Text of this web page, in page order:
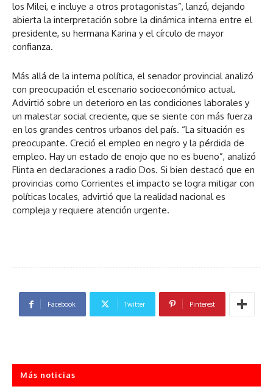
los Milei, e incluye a otros protagonistas”, lanzó, dejando
abierta la interpretación sobre la dinámica interna entre el
presidente, su hermana Karina y el círculo de mayor
confianza.
Más allá de la interna política, el senador provincial analizó
con preocupación el escenario socioeconómico actual.
Advirtió sobre un deterioro en las condiciones laborales y
un malestar social creciente, que se siente con más fuerza
en los grandes centros urbanos del país. “La situación es
preocupante. Creció el empleo en negro y la pérdida de
empleo. Hay un estado de enojo que no es bueno”, analizó
Flinta en declaraciones a radio Dos. Si bien destacó que en
provincias como Corrientes el impacto se logra mitigar con
políticas locales, advirtió que la realidad nacional es
compleja y requiere atención urgente.
Facebook Twitter Pinterest
Más noticias